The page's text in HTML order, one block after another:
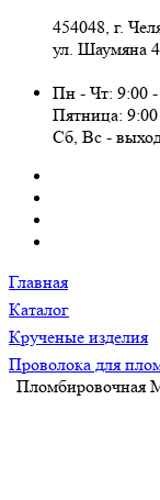
454048, г.
ул. Шаумяна
Пн - Чт: 9:00 -
Пятница:
Сб, Вc -
Главная
Каталог
Крученые изделия
Проволока для
Пломбировочная